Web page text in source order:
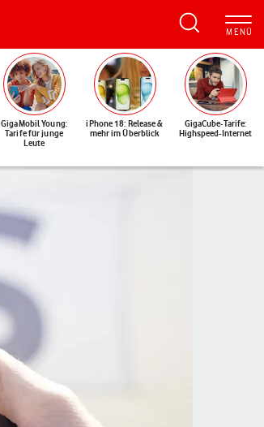
GigaMobil Young:
Tarife für junge
Leute
iPhone 18: Release &
mehr im Überblick
GigaCube-Tarife:
Highspeed-Internet